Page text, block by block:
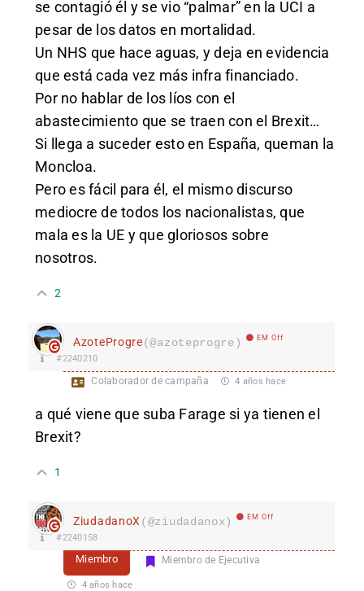
se contagió él y se vio “palmar” en la UCI a
pesar de los datos en mortalidad.
Un NHS que hace aguas, y deja en evidencia
que está cada vez más infra financiado.
Por no hablar de los líos con el
abastecimiento que se traen con el Brexit…
Si llega a suceder esto en España, queman la
Moncloa.
Pero es fácil para él, el mismo discurso
mediocre de todos los nacionalistas, que
mala es la UE y que gloriosos sobre
nosotros.
2
AzoteProgre(@azoteprogre) EM Off
#2240210
Colaborador de campaña 4 años hace
a qué viene que suba Farage si ya tienen el
Brexit?
1
ZiudadanoX (@ziudadanox) EM Off
#2240158
Miembro Miembro de Ejecutiva
4 años hace